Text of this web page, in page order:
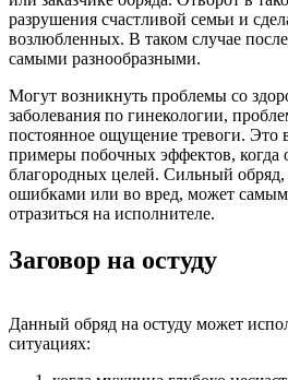
разрушения счастливой семьи и
возлюбленных. В таком случае
самыми разнообразными.
Могут возникнуть проблемы со
заболевания по гинекологии,
постоянное ощущение тревоги. Это
примеры побочных эффектов, когда
благородных целей. Сильный
ошибками или во вред, может
отразиться на исполнителе.
Заговор на остуду
Данный обряд на остуду может
ситуациях: